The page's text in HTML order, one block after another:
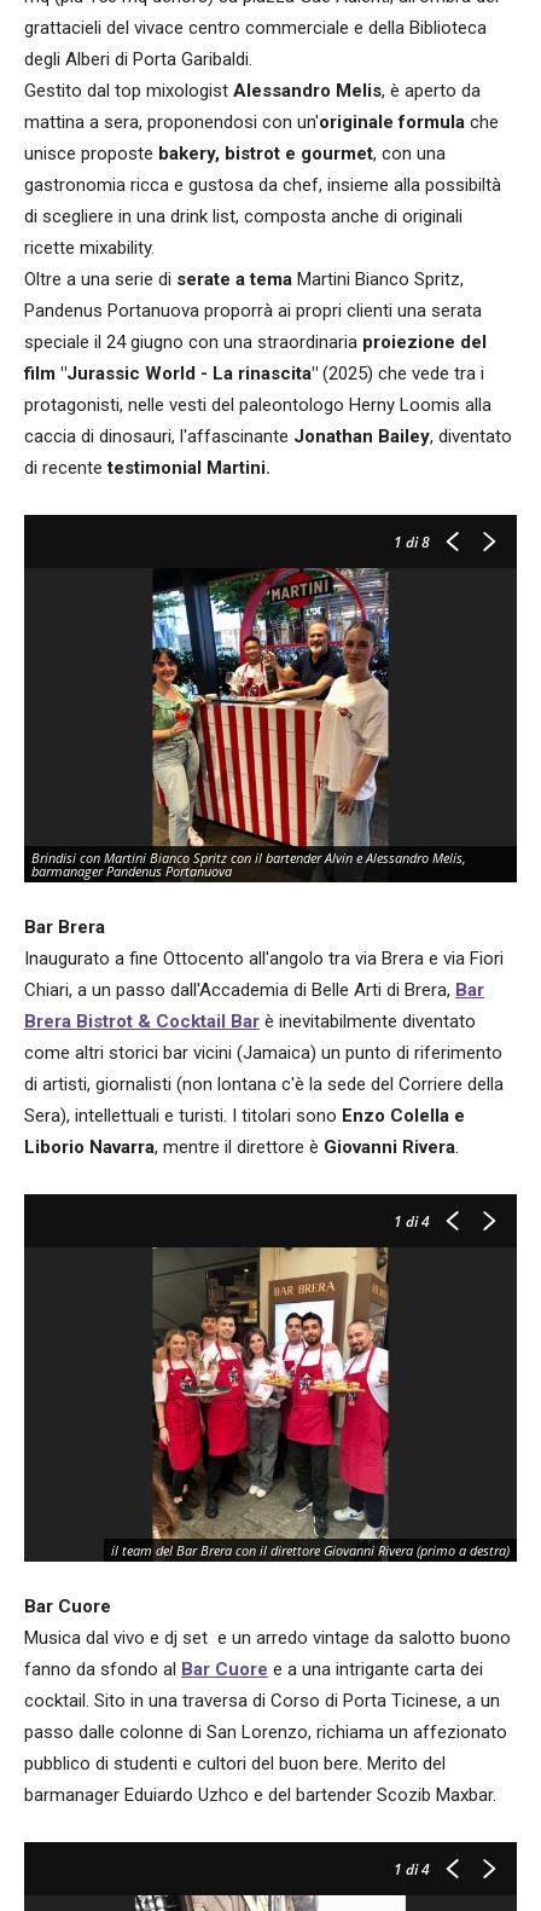
grattacieli del vivace centro commerciale e della Biblioteca
degli Alberi di Porta Garibaldi.
Gestito dal top mixologist Alessandro Melis, è aperto da
mattina a sera, proponendosi con un'originale formula che
unisce proposte bakery, bistrot e gourmet, con una
gastronomia ricca e gustosa da chef, insieme alla possibiltà
di scegliere in una drink list, composta anche di originali
ricette mixability.
Oltre a una serie di serate a tema Martini Bianco Spritz,
Pandenus Portanuova proporrà ai propri clienti una serata
speciale il 24 giugno con una straordinaria proiezione del
film "Jurassic World - La rinascita" (2025) che vede tra i
protagonisti, nelle vesti del paleontologo Herny Loomis alla
caccia di dinosauri, l'affascinante Jonathan Bailey, diventato
di recentetestimonial Martini.
1 di 8
Brindisi con Martini Bianco Spritz con il bartender Alvin e Alessandro Melis,
barmanager Pandenus Portanuova
Bar Brera
Inaugurato a fine Ottocento all'angolo tra via Brera e via Fiori
Chiari, a un passo dall'Accademia di Belle Arti di Brera, Bar
Brera Bistrot & Cocktail Bar è inevitabilmente diventato
come altri storici bar vicini (Jamaica) un punto di riferimento
di artisti, giornalisti (non lontana c'è la sede del Corriere della
Sera), intellettuali e turisti. I titolari sono Enzo Colella e
Liborio Navarra, mentre il direttore è Giovanni Rivera.
1 di 4
il team del Bar Brera con il direttore Giovanni Rivera (primo a destra)
Bar Cuore
Musica dal vivo e dj set e un arredo vintage da salotto buono
fanno da sfondo al Bar Cuore e a una intrigante carta dei
cocktail. Sito in una traversa di Corso di Porta Ticinese, a un
passo dalle colonne di San Lorenzo, richiama un affezionato
pubblico di studenti e cultori del buon bere. Merito del
barmanager Eduiardo Uzhco e del bartender Scozib Maxbar.
1 di 4